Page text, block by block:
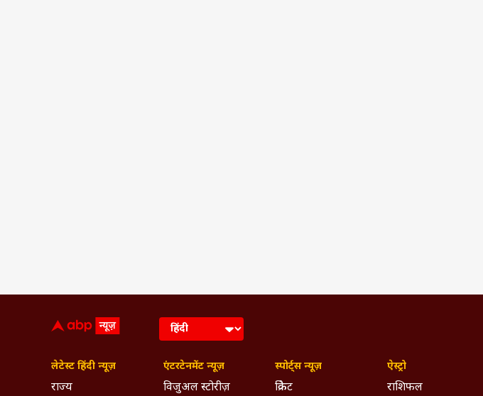
लेटेस्ट हिंदी न्यूज़
राज्य
एंटरटेनमेंट न्यूज़
विजुअल स्टोरीज़
स्पोर्ट्स न्यूज़
क्रिकेट
ऐस्ट्रो
राशिफल